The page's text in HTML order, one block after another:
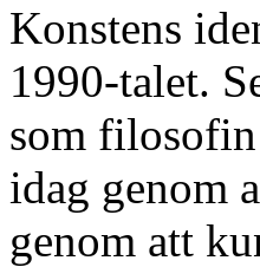
Konstens
1990-talet.
som
idag genom
genom att